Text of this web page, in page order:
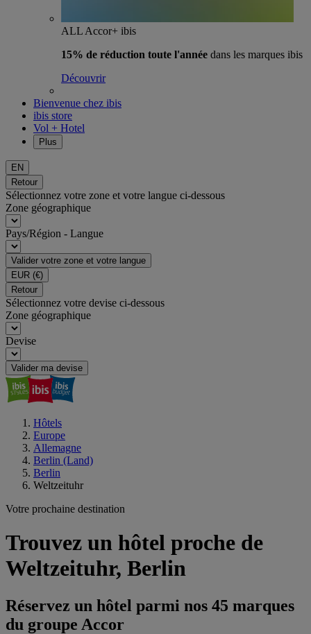
ALL Accor+ ibis
15% de réduction toute l'année dans les marques ibis
Découvrir
Bienvenue chez ibis
ibis store
Vol + Hotel
Plus
EN
Retour
Sélectionnez votre zone et votre langue ci-dessous
Zone géographique
Pays/Région - Langue
Valider votre zone et votre langue
EUR (€)
Retour
Sélectionnez votre devise ci-dessous
Zone géographique
Devise
Valider ma devise
Hôtels
Europe
Allemagne
Berlin (Land)
Berlin
Weltzeituhr
Votre prochaine destination
Trouvez un hôtel proche de
Weltzeituhr, Berlin
Réservez un hôtel parmi nos 45 marques
du groupe Accor